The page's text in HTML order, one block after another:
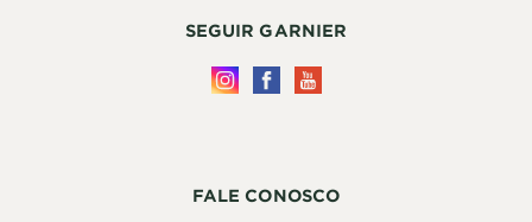
FALE CONOSCO
SEGUIR GARNIER